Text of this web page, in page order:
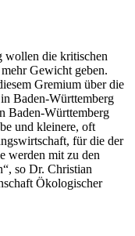
wollen die kritischen
Gewicht geben.
Gremium über die
Baden-Württemberg
Baden-Württemberg
und kleinere, oft
für die der
werden mit zu den
so Dr. Christian
Ökologischer